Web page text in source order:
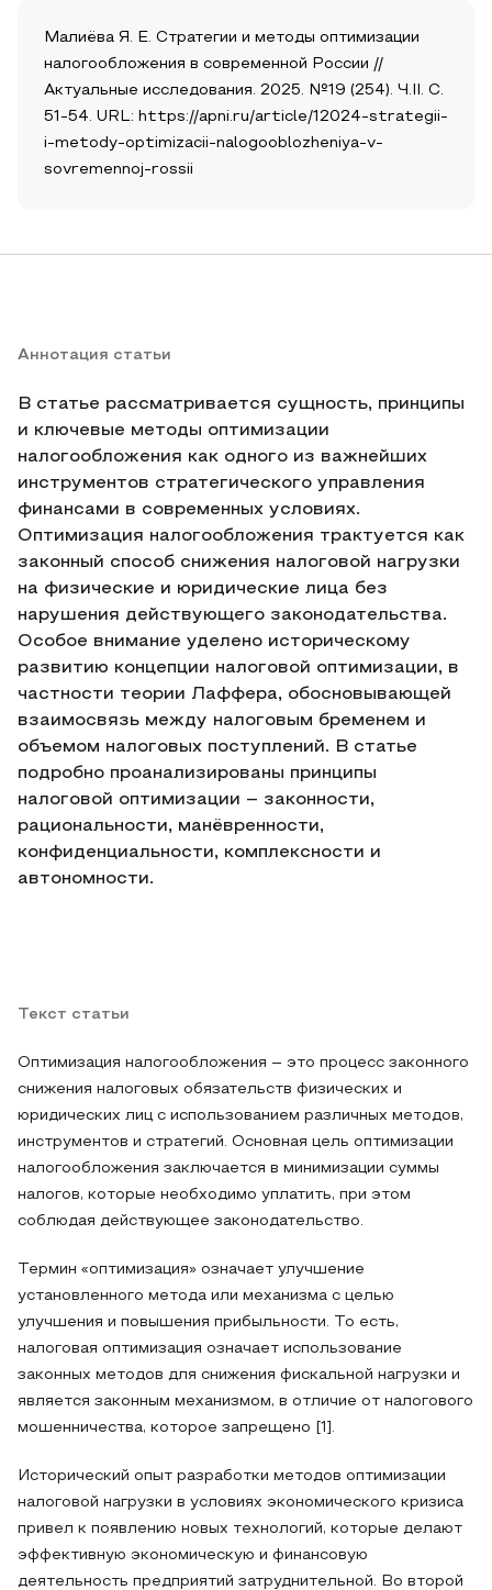
Малиёва Я. Е. Стратегии и методы оптимизации
налогообложения в современной России //
Актуальные исследования. 2025. №19 (254). Ч.II. С.
51-54. URL: https://apni.ru/article/12024-strategii-
i-metody-optimizacii-nalogooblozheniya-v-
sovremennoj-rossii
Аннотация статьи
В статье рассматривается сущность, принципы
и ключевые методы оптимизации
налогообложения как одного из важнейших
инструментов стратегического управления
финансами в современных условиях.
Оптимизация налогообложения трактуется как
законный способ снижения налоговой нагрузки
на физические и юридические лица без
нарушения действующего законодательства.
Особое внимание уделено историческому
развитию концепции налоговой оптимизации, в
частности теории Лаффера, обосновывающей
взаимосвязь между налоговым бременем и
объемом налоговых поступлений. В статье
подробно проанализированы принципы
налоговой оптимизации – законности,
рациональности, манёвренности,
конфиденциальности, комплексности и
автономности.
Текст статьи
Оптимизация налогообложения – это процесс законного
снижения налоговых обязательств физических и
юридических лиц с использованием различных методов,
инструментов и стратегий. Основная цель оптимизации
налогообложения заключается в минимизации суммы
налогов, которые необходимо уплатить, при этом
соблюдая действующее законодательство.
Термин «оптимизация» означает улучшение
установленного метода или механизма с целью
улучшения и повышения прибыльности. То есть,
налоговая оптимизация означает использование
законных методов для снижения фискальной нагрузки и
является законным механизмом, в отличие от налогового
мошенничества, которое запрещено [1].
Исторический опыт разработки методов оптимизации
налоговой нагрузки в условиях экономического кризиса
привел к появлению новых технологий, которые делают
эффективную экономическую и финансовую
деятельность предприятий затруднительной. Во второй